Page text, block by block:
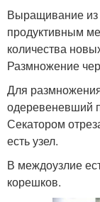
Выращивание из
продуктивным
количества
Размножение
Для
одеревеневший
Секатором
есть узел.
В междоузлие
корешков.